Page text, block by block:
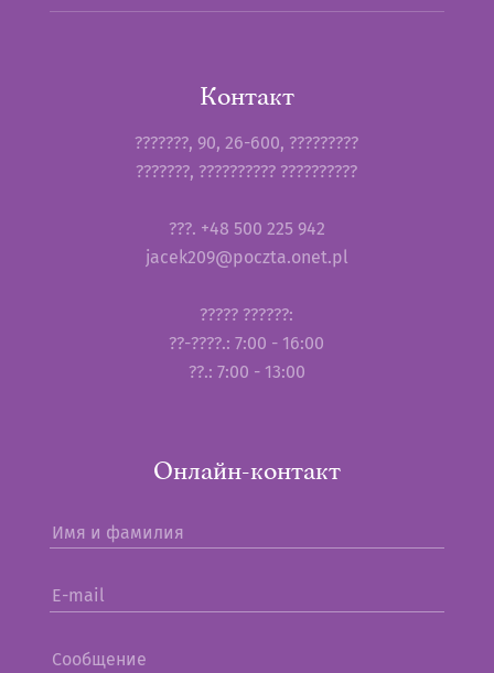
Контакт
???????, 90, 26-600, ?????????
???????, ?????????? ??????????
???. +48 500 225 942
jacek209@poczta.onet.pl
????? ??????:
??-????.: 7:00 - 16:00
??.: 7:00 - 13:00
Онлайн-контакт
Имя и фамилия
E-mail
Сообщение